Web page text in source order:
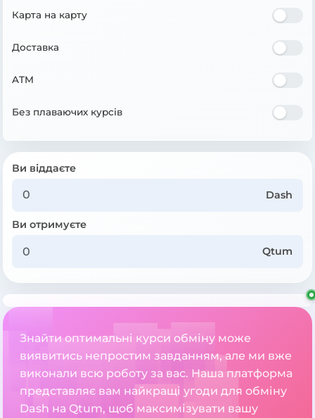
Карта на карту
Доставка
ATM
Без плаваючих курсів
Ви віддаєте
Dash
Ви отримуєте
Qtum
Знайти оптимальні курси обміну може
виявитись непростим завданням, але ми вже
виконали всю роботу за вас. Наша платформа
представляє вам найкращі угоди для обміну
Dash на Qtum, щоб максимізувати вашу